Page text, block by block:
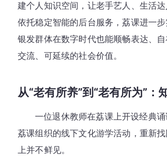
建个人知识空间，让老手艺人、生活
依托稳定智能的后台服务，荔课进一
银发群体在数字时代也能顺畅表达、
交流、可延续的社会价值。
从“老有所养”到“老有所为”：
一位退休教师在荔课上开设经典
荔课组织的线下文化游学活动，重新
上并不鲜见。